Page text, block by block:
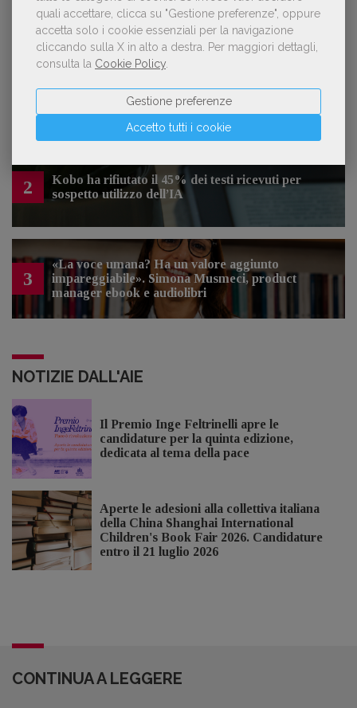
quali accettare, clicca su "Gestione preferenze", oppure
accetta solo i cookie essenziali per la navigazione
cliccando sulla X in alto a destra.
Per maggiori dettagli,
consulta la Cookie Policy
Accetto tutti i cookie
Gestione preferenze
LE PIÙ LETTE
Forse è il momento di cambiare prospettiva
sull’intelligenza artificiale
2
Kobo ha rifiutato il 45% dei testi ricevuti per
sospetto utilizzo dell’IA
3
«La voce umana? Ha un valore aggiunto
impareggiabile». Simona Musmeci, product
manager ebook e audiolibri
NOTIZIE DALL'AIE
Il Premio Inge Feltrinelli apre le
candidature per la quinta edizione,
dedicata al tema della pace
Aperte le adesioni alla collettiva italiana
della China Shanghai International
Children's Book Fair 2026. Candidature
entro il 21 luglio 2026
CONTINUA A LEGGERE